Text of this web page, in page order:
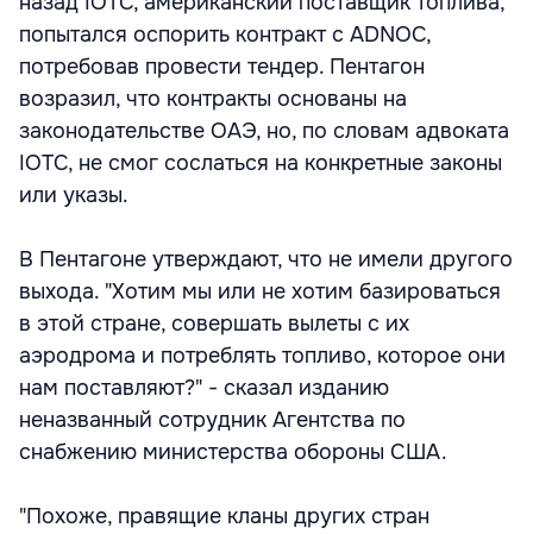
попытался оспорить контракт с ADNOC,
потребовав провести тендер. Пентагон
возразил, что контракты основаны на
законодательстве ОАЭ, но, по словам адвоката
IOTC, не смог сослаться на конкретные законы
или указы.
В Пентагоне утверждают, что не имели другого
выхода. "Хотим мы или не хотим базироваться
в этой стране, совершать вылеты с их
аэродрома и потреблять топливо, которое они
нам поставляют?" - сказал изданию
неназванный сотрудник Агентства по
снабжению министерства обороны США.
"Похоже, правящие кланы других стран